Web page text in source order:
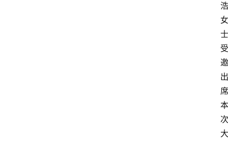
浩
女
士
受
邀
出
席
本
次
大